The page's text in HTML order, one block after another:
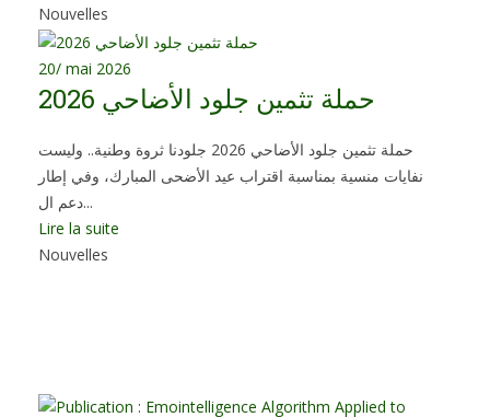
Nouvelles
20/ mai 2026
حملة تثمين جلود الأضاحي 2026
حملة تثمين جلود الأضاحي 2026 جلودنا ثروة وطنية.. وليست
نفايات منسية ​بمناسبة اقتراب عيد الأضحى المبارك، وفي إطار
دعم ال...
Lire la suite
Nouvelles